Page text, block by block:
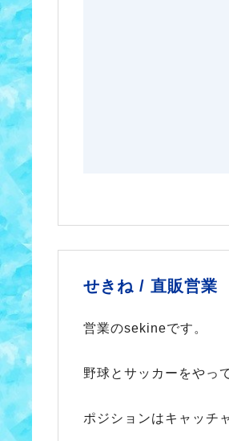
せきね / 直販営業
営業のsekineです。
野球とサッカーをやっ
ポジションはキャッチ